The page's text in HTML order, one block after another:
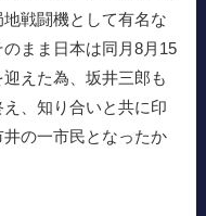
戦闘機として有名な
まま日本は同月8月15
えた為、坂井三郎も
、知り合いと共に印
の一市民となったか